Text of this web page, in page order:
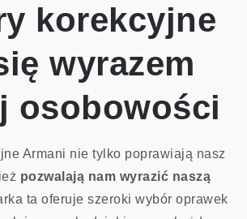
korekcyjne
wyrazem
osobowości
Armani nie tylko poprawiają nasz
pozwalają nam wyrazić naszą
ta oferuje szeroki wybór oprawek